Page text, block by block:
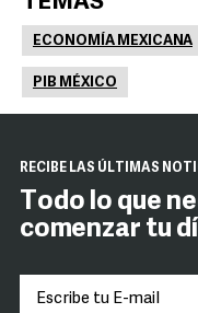
ECONOMÍA MEXICANA
PIB MÉXICO
RECIBE LAS ÚLTIMAS
Todo lo que
comenzar tu